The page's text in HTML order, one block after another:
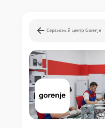
Сервисный центр Gorenje